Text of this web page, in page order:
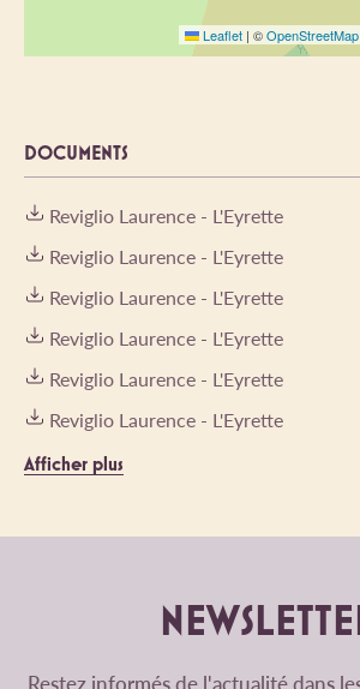
Leaflet | ©OpenStreetMap
DOCUMENTS
Reviglio Laurence - L'Eyrette
Reviglio Laurence - L'Eyrette
Reviglio Laurence - L'Eyrette
Reviglio Laurence - L'Eyrette
Reviglio Laurence - L'Eyrette
Reviglio Laurence - L'Eyrette
Afficher plus
Restez informés de l'actualité dans